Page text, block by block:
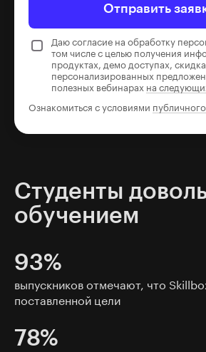
Отправить
Даю согласие на обработку
том числе с целью получения
продуктах, демо доступах,
персонализированных
полезных вебинарах на
Ознакомиться с условиями
Студенты
обучением
93%
выпускников отмечают, что
поставленной цели
78%